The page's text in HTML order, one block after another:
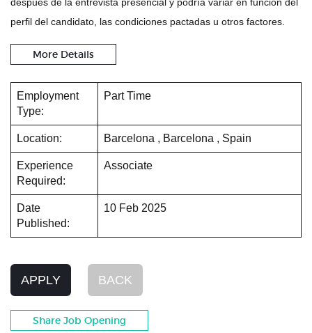
perfil del candidato, las condiciones pactadas u otros factores.
More Details
Employment
Type:
Part Time
Location: Barcelona , Barcelona , Spain
Experience
Required:
Associate
Date
Published:
10 Feb 2025
APPLY BACK
Share Job Opening